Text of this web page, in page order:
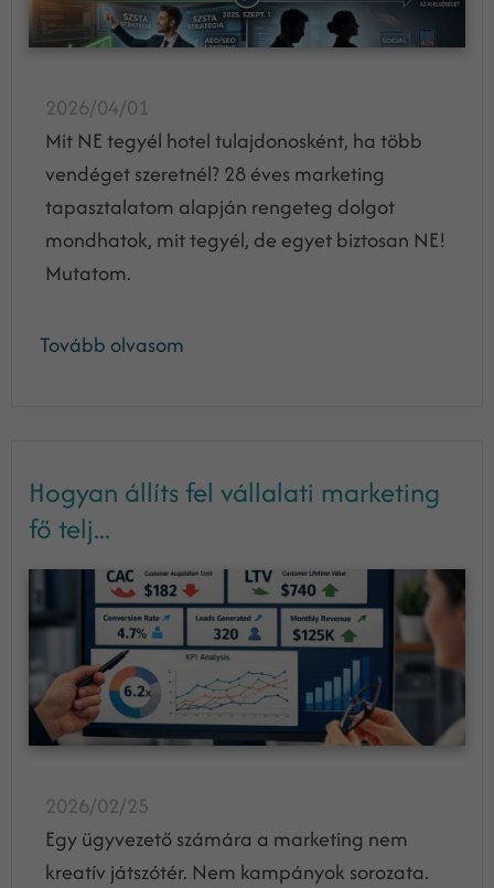
2026/04/01
Mit NE tegyél hotel tulajdonosként, ha több
vendéget szeretnél? 28 éves marketing
tapasztalatom alapján rengeteg dolgot
mondhatok, mit tegyél, de egyet biztosan NE!
Mutatom.
Tovább olvasom
Hogyan állíts fel vállalati marketing
fő telj...
2026/02/25
Egy ügyvezető számára a marketing nem
kreatív játszótér. Nem kampányok sorozata.